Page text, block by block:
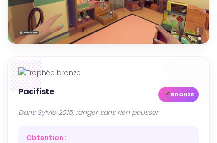
Pacifiste BRONZE
Dans Sylvie 2015, ranger sans rien pousser
Obtention :